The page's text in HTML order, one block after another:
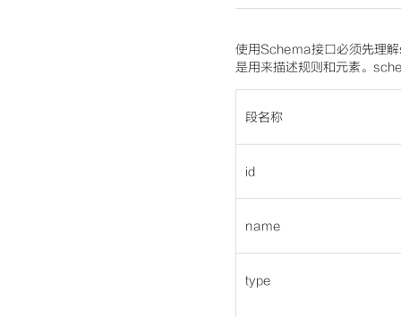
使用Schema接口必须先理
是用来描述规则和元素。
段名称
id
name
type